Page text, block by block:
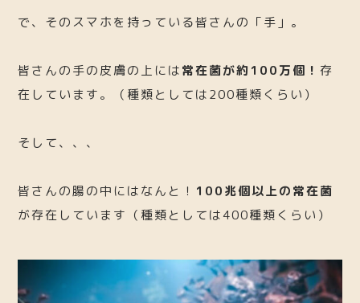
で、そのスマホを持っている皆さんの「手」。
皆さんの手の皮膚の上には常在菌が約100万個！存
在しています。（種類としては200種類くらい）
そして、、、
皆さんの腸の中にはなんと！ 100兆個以上の常在菌
が存在しています（種類としては400種類くらい）